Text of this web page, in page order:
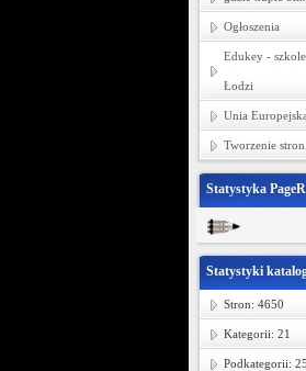
Ogłoszenia
Edukey -
Łodzi
Unia
Tworzenie
Statystyka
Statystyki
Stron: 4650
Kategorii: 21
Podkategorii: